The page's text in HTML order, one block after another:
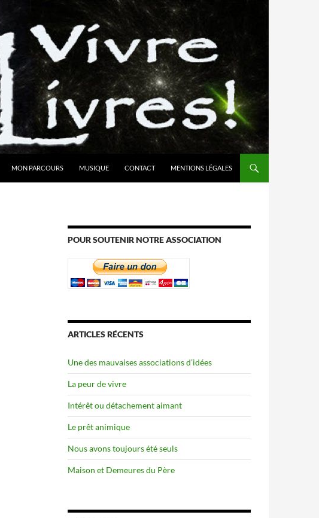
MON PARCOURS MUSIQUE CONTACT MENTIONS LÉGALES
POUR SOUTENIR NOTRE ASSOCIATION
ARTICLES RÉCENTS
Une des mauvaises associations d’idées
La peur de vivre
Intérêt ou détachement aimant
Le prêt animique
Nous avons toujours été seuls
Maison et Demeures du Père